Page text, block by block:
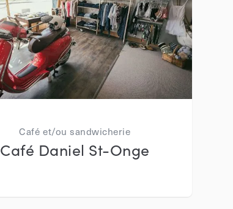
Café et/ou sandwicherie
Café Daniel St-Onge